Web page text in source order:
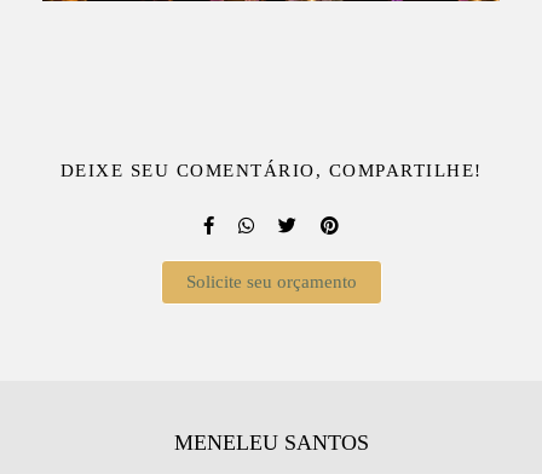
DEIXE SEU COMENTÁRIO, COMPARTILHE!
Solicite seu orçamento
MENELEU SANTOS